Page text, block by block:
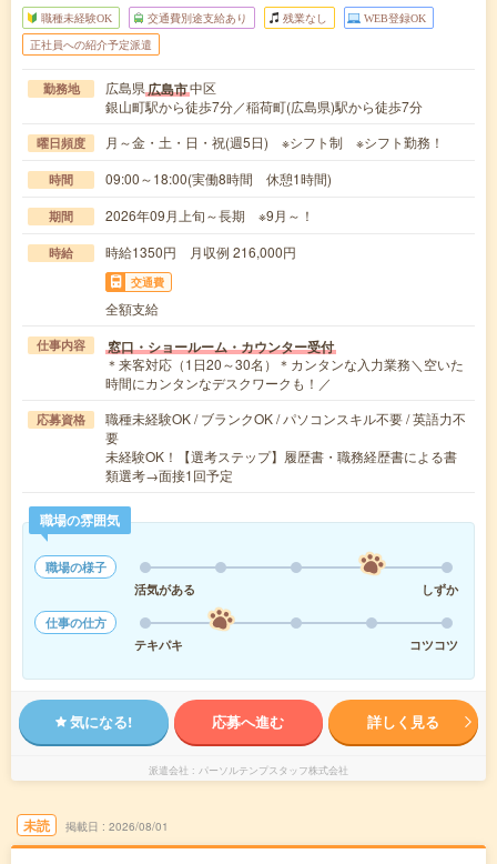
職種未経験OK 交通費別途支給あり 残業なし WEB登録OK
正社員への紹介予定派遣
勤務地 広島県広島市中区
銀山町駅から徒歩7分／稲荷町(広島県)駅から徒歩7分
曜日頻度 月～金・土・日・祝(週5日) ※シフト制 ※シフト勤務！
時間 09:00～18:00(実働8時間 休憩1時間)
期間 2026年09月上旬～長期 ※9月～！
時給 時給1350円 月収例 216,000円
交通費
全額支給
仕事内容 窓口・ショールーム・カウンター受付
＊来客対応（1日20～30名）＊カンタンな入力業務＼空いた
時間にカンタンなデスクワークも！／
応募資格
職種未経験OK / ブランクOK / パソコンスキル不要 / 英語力不
要
未経験OK！【選考ステップ】履歴書・職務経歴書による書
類選考→面接1回予定
職場の雰囲気
職場の様子
活気がある
しずか
仕事の仕方
テキパキ
コツコツ
気になる! 応募へ進む 詳しく見る
派遣会社 パーソルテンプスタッフ株式会社
未読 掲載日 2026/08/01